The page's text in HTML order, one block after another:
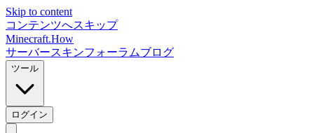
Skip to content
コンテンツへスキップ
Minecraft.How
サーバースキンフォーラムブログ
ツール
ログイン